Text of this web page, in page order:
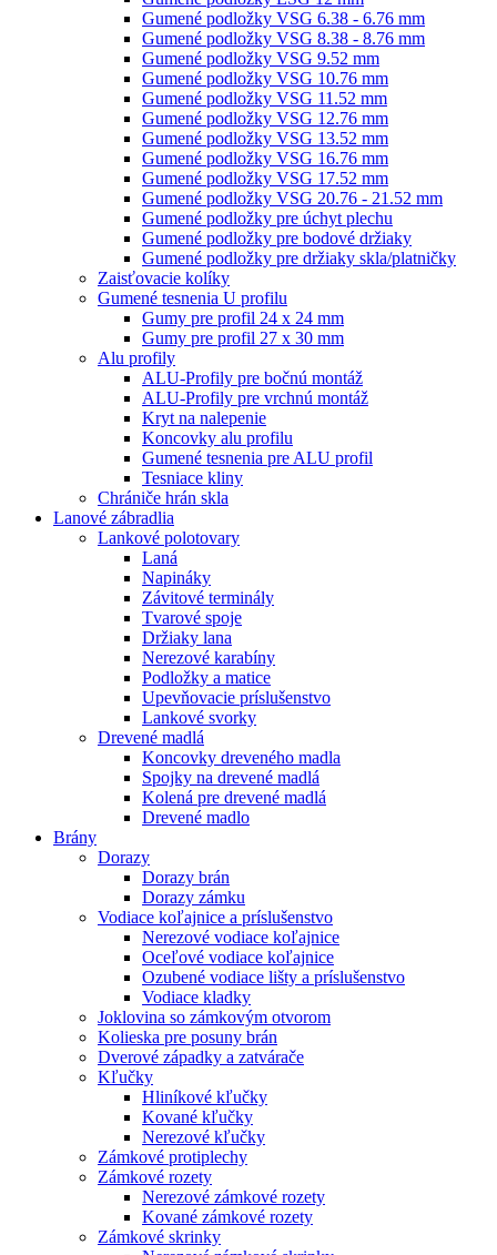
Gumené podložky VSG 6.38 - 6.76 mm
Gumené podložky VSG 8.38 - 8.76 mm
Gumené podložky VSG 9.52 mm
Gumené podložky VSG 10.76 mm
Gumené podložky VSG 11.52 mm
Gumené podložky VSG 12.76 mm
Gumené podložky VSG 13.52 mm
Gumené podložky VSG 16.76 mm
Gumené podložky VSG 17.52 mm
Gumené podložky VSG 20.76 - 21.52 mm
Gumené podložky pre úchyt plechu
Gumené podložky pre bodové držiaky
Gumené podložky pre držiaky skla/platničky
Zaisťovacie kolíky
Gumené tesnenia U profilu
Gumy pre profil 24 x 24 mm
Gumy pre profil 27 x 30 mm
Alu profily
ALU-Profily pre bočnú montáž
ALU-Profily pre vrchnú montáž
Kryt na nalepenie
Koncovky alu profilu
Gumené tesnenia pre ALU profil
Tesniace kliny
Chrániče hrán skla
Lanové zábradlia
Lankové polotovary
Laná
Napináky
Závitové terminály
Tvarové spoje
Držiaky lana
Nerezové karabíny
Podložky a matice
Upevňovacie príslušenstvo
Lankové svorky
Drevené madlá
Koncovky dreveného madla
Spojky na drevené madlá
Kolená pre drevené madlá
Drevené madlo
Brány
Dorazy
Dorazy brán
Dorazy zámku
Vodiace koľajnice a príslušenstvo
Nerezové vodiace koľajnice
Oceľové vodiace koľajnice
Ozubené vodiace lišty a príslušenstvo
Vodiace kladky
Joklovina so zámkovým otvorom
Kolieska pre posuny brán
Dverové západky a zatvárače
Kľučky
Hliníkové kľučky
Kované kľučky
Nerezové kľučky
Zámkové protiplechy
Zámkové rozety
Nerezové zámkové rozety
Kované zámkové rozety
Zámkové skrinky